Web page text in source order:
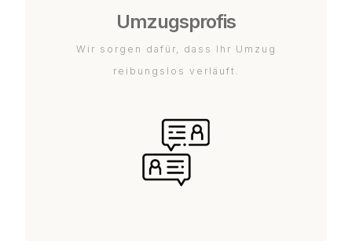
Umzugsprofis
Wir sorgen dafür, dass Ihr Umzug
reibungslos verläuft.